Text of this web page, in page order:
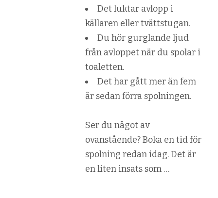
Det luktar avlopp i
källaren eller tvättstugan.
Du hör gurglande ljud
från avloppet när du spolar i
toaletten.
Det har gått mer än fem
år sedan förra spolningen.
Ser du något av
ovanstående? Boka en tid för
spolning redan idag. Det är
en liten insats som …